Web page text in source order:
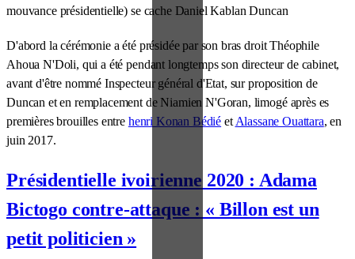
mouvance présidentielle) se cache Daniel Kablan Duncan
D'abord la cérémonie a été présidée par son bras droit Théophile
Ahoua N'Doli, qui a été pendant longtemps son directeur de cabinet,
avant d'être nommé Inspecteur général d'Etat, sur proposition de
Duncan et en remplacement de Niamien N'Goran, limogé après es
premières brouilles entre henri Konan Bédié et Alassane Ouattara, en
juin 2017.
Présidentielle ivoirienne 2020 : Adama
Bictogo contre-attaque : « Billon est un
petit politicien »